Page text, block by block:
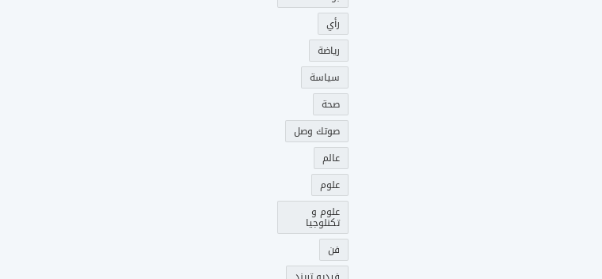
رأي
رياضة
سياسة
صحة
صوتك وصل
عالم
علوم
علوم و
تكنلوجيا
فن